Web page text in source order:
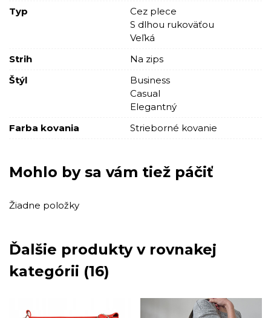
Typ
Cez plece
S dlhou rukoväťou
Veľká
Strih
Na zips
Štýl
Business
Casual
Elegantný
Farba kovania
Strieborné kovanie
Mohlo by sa vám tiež páčiť
Žiadne položky
Ďalšie produkty v rovnakej
kategórii (16)